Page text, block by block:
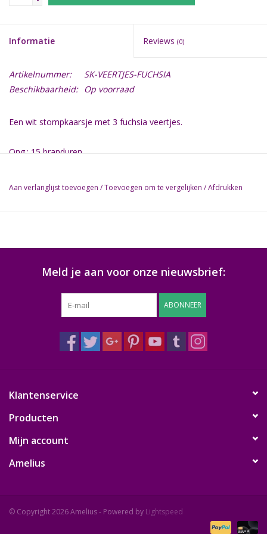
Informatie Reviews (0)
Artikelnummer:
SK-VEERTJES-FUCHSIA
Beschikbaarheid: Op voorraad
Een wit stompkaarsje met 3 fuchsia veertjes.
Ong.: 15 branduren.
Hoogte: 8 cm
Aan verlanglijst toevoegen /Toevoegen om te vergelijken /Afdrukken
Meld je aan voor onze nieuwsbrief:
ABONNEER
Klantenservice
Producten
Mijn account
Amelius
© Copyright 2026 Amelius - Powered by Lightspeed